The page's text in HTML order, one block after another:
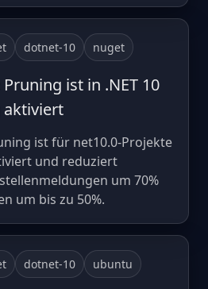
dotnet-10 nuget
ist in .NET 10
ist für net10.0-Projekte
und reduziert
um 70%
um bis zu 50%.
dotnet-10 ubuntu